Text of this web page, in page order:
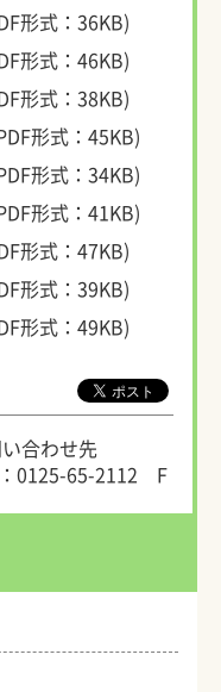
形式：36KB)
形式：46KB)
形式：38KB)
形式：45KB)
形式：34KB)
形式：41KB)
形式：47KB)
形式：39KB)
形式：49KB)
合わせ先
0125-65-2112
F